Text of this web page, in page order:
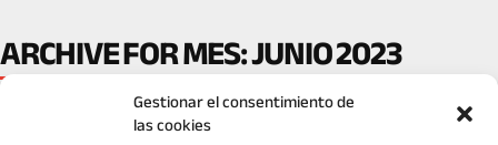
Gestionar el consentimiento de
las cookies
ARCHIVE FOR MES:JUNIO 2023